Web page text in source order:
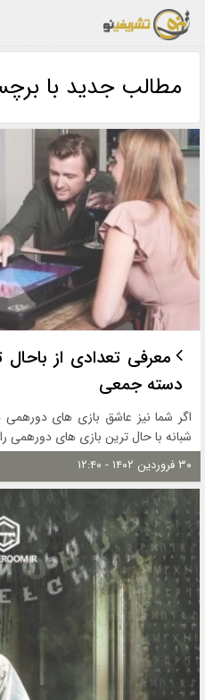
مطالب جدید با
معرفی تعدادی از
دسته جمعی
اگر شما نیز عاشق بازی های
شبانه با حال ترین بازی های دورهمی
۳۰ فروردین ۱۴۰۲ - ۱۲:۴۰